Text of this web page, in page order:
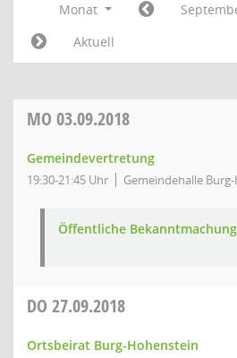
Monat
Aktuell
MO 03.09.2018
Gemeindevertretung
19:30-21:45 Uhr Gemeindehalle
Öffentliche Bekanntmachung
DO 27.09.2018
Ortsbeirat Burg-Hohenstein